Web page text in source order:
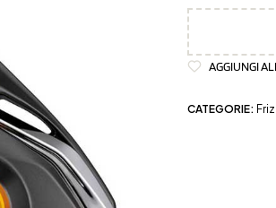
AGGIUNGI
CATEGORIE: